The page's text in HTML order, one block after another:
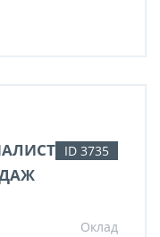
ID 3735
Оклад